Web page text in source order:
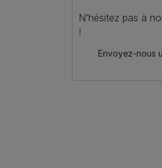
N’hésitez pas à
!
Envoyez-nous